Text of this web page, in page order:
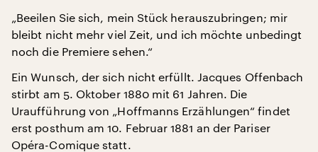
„Beeilen Sie sich, mein Stück herauszubringen; mir
bleibt nicht mehr viel Zeit, und ich möchte unbedingt
noch die Premiere sehen.“
Ein Wunsch, der sich nicht erfüllt. Jacques Offenbach
stirbt am 5. Oktober 1880 mit 61 Jahren. Die
Uraufführung von „Hoffmanns Erzählungen“ findet
erst posthum am 10. Februar 1881 an der Pariser
Opéra-Comique statt.